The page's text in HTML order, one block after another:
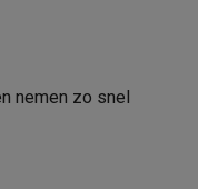
nemen zo snel